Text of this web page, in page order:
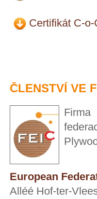
Certifikát C-
ČLENSTVÍ VE
European
Alléé Hof-ter-